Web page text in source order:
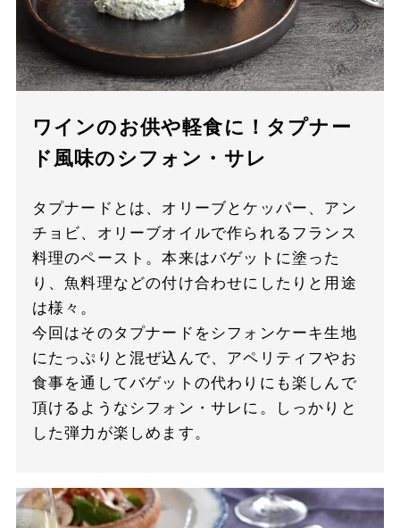
ワインのお供や軽食に！タプナー
ド風味のシフォン・サレ
タプナードとは、オリーブとケッパー、アン
チョビ、オリーブオイルで作られるフランス
料理のペースト。本来はバゲットに塗った
り、魚料理などの付け合わせにしたりと用途
は様々。
今回はそのタプナードをシフォンケーキ生地
にたっぷりと混ぜ込んで、アペリティフやお
食事を通してバゲットの代わりにも楽しんで
頂けるようなシフォン・サレに。しっかりと
した弾力が楽しめます。